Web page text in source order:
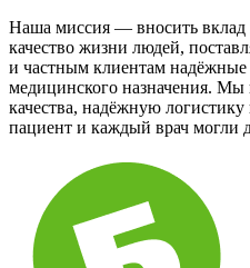
Наша миссия — вносить вклад
качество жизни людей,
и частным клиентам надёжные
медицинского назначения. Мы
качества, надёжную
пациент и каждый врач могли